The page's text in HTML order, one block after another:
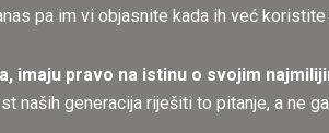
pa im vi objasnite kada ih već
imaju pravo na istinu o svojim
naših generacija riješiti to pitanje, a ne